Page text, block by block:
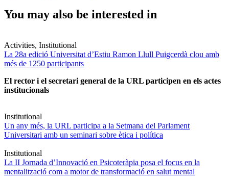
You may also be interested in
Activities, Institutional
La 28a edició Universitat d’Estiu Ramon Llull Puigcerdà clou amb
més de 1250 participants
El rector i el secretari general de la URL participen en els actes
institucionals
Institutional
Un any més, la URL participa a la Setmana del Parlament
Universitari amb un seminari sobre ètica i política
Institutional
La II Jornada d’Innovació en Psicoteràpia posa el focus en la
mentalització com a motor de transformació en salut mental